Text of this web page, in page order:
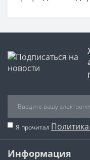
Я прочитал
Информация